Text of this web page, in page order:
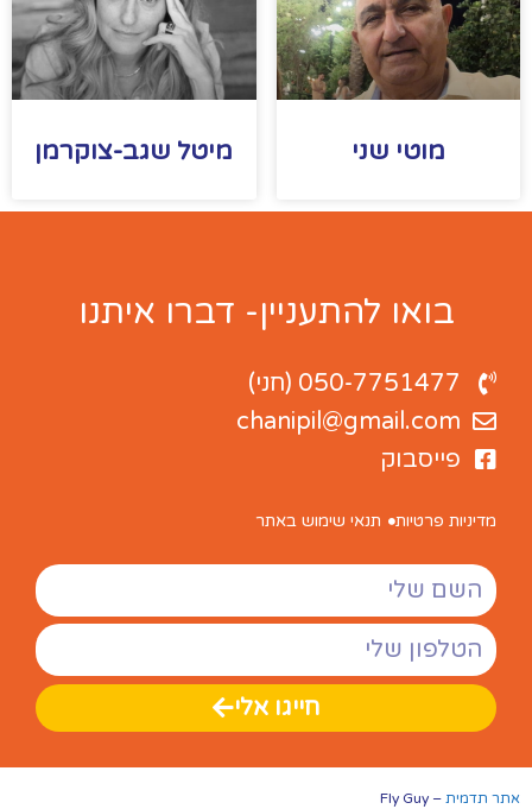
מוטי שני מיטל שגב-צוקרמן
בואו להתעניין- דברו איתנו
050-7751477 (חני)
chanipil@gmail.com
פייסבוק
מדיניות פרטיות תנאי שימוש באתר
חייגו אלי
אתר תדמית – Fly Guy